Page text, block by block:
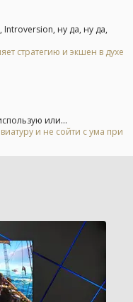
ну да, ну да,
стратегию и экшен в духе
или...
и не сойти с ума при